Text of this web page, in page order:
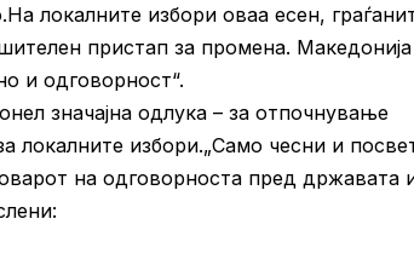
локалните избори оваа есен,
пристап за промена.
и одговорност“.
значајна одлука – за отпочнување
локалните избори.„Само чесни и
на одговорноста пред државата